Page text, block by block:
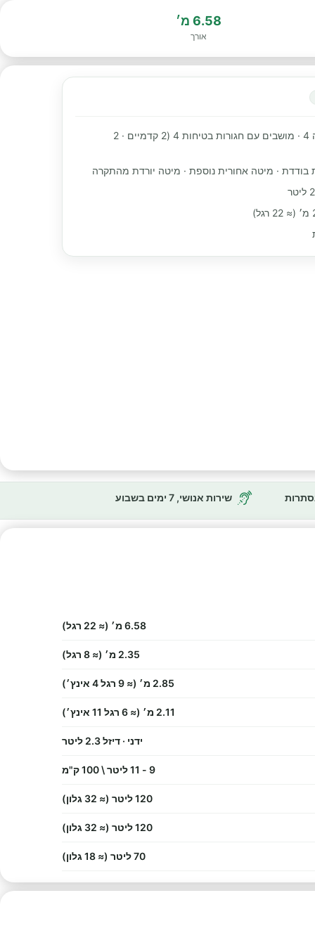
6.58 מ׳
אורך
מקומות שינה 4 · מושבים עם חגורות בטיחות 4 (2 קדמיים · 2
בודדת · מיטה אחורית נוספת · מיטה יורדת מהתקרה
שירות אנושי, 7 ימים בשבוע
6.58 מ׳ (≈ 22 רגל)
2.35 מ׳ (≈ 8 רגל)
2.85 מ׳ (≈ 9 רגל 4 אינץ׳)
2.11 מ׳ (≈ 6 רגל 11 אינץ׳)
ידני · דיזל 2.3 ליטר
9 - 11 ליטר \ 100 ק"מ
120 ליטר (≈ 32 גלון)
120 ליטר (≈ 32 גלון)
70 ליטר (≈ 18 גלון)